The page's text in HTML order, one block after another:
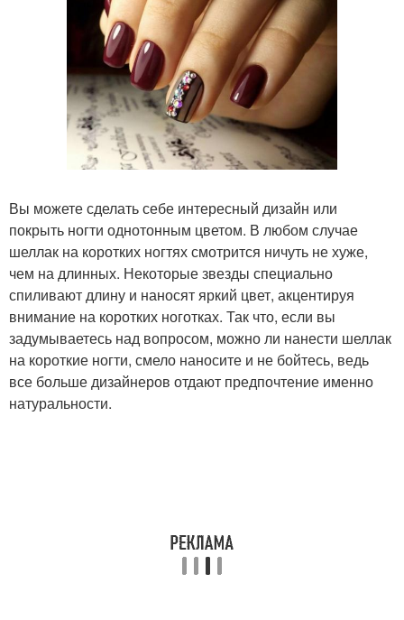
Вы можете сделать себе интересный дизайн или
покрыть ногти однотонным цветом. В любом случае
шеллак на коротких ногтях смотрится ничуть не хуже,
чем на длинных. Некоторые звезды специально
спиливают длину и наносят яркий цвет, акцентируя
внимание на коротких ноготках. Так что, если вы
задумываетесь над вопросом, можно ли нанести шеллак
на короткие ногти, смело наносите и не бойтесь, ведь
все больше дизайнеров отдают предпочтение именно
натуральности.